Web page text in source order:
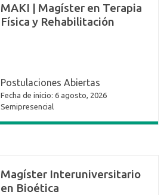
MAKI | Magíster en Terapia
Física y Rehabilitación
Postulaciones Abiertas
Fecha de inicio: 6 agosto, 2026
Semipresencial
Magíster Interuniversitario
en Bioética